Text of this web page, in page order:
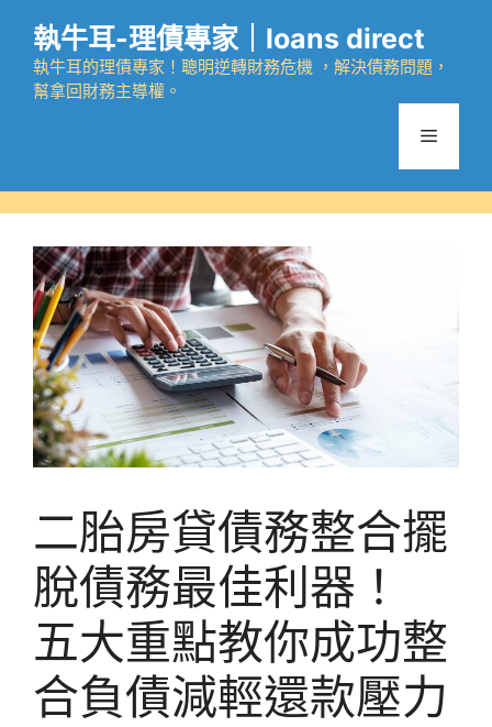
執牛耳-理債專家｜loans direct
執牛耳的理債專家！聰明逆轉財務危機 ，解決債務問題，
幫拿回財務主導權。
選
二胎房貸債務整合擺
脫債務最佳利器！
五大重點教你成功整
合負債減輕還款壓力